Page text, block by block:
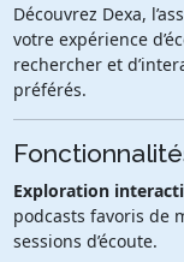
Découvrez Dexa,
votre expérience
rechercher et
préférés.
Exploration
podcasts favoris de
sessions d’écoute.